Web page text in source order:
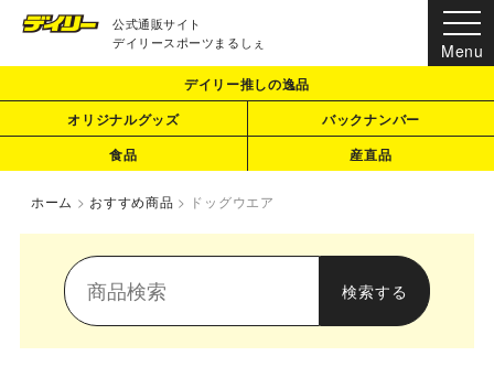
公式通販サイト
デイリースポーツまるしぇ
デイリー推しの逸品
オリジナルグッズ
バックナンバー
食品
産直品
ホーム > おすすめ商品 > ドッグウエア